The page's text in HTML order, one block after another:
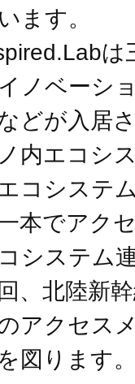
ます。
は
ノベーシ
どが入居
内エコシ
コシステ
本でアク
システム
、北陸新
アクセス
図ります。